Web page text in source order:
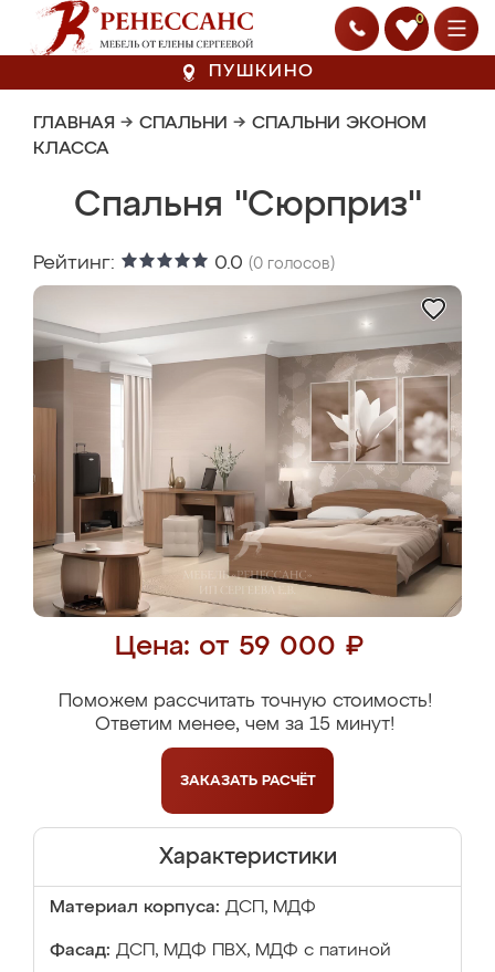
0
ПУШКИНО
ГЛАВНАЯ → СПАЛЬНИ → СПАЛЬНИ ЭКОНОМ
КЛАССА
Спальня "Сюрприз"
Рейтинг: 0.0 (0 голосов)
Цена: от 59 000 ₽
Поможем рассчитать точную стоимость!
Ответим менее, чем за 15 минут!
ЗАКАЗАТЬ РАСЧЁТ
Характеристики
Материал корпуса: ДСП, МДФ
Фасад: ДСП, МДФ ПВХ, МДФ с патиной